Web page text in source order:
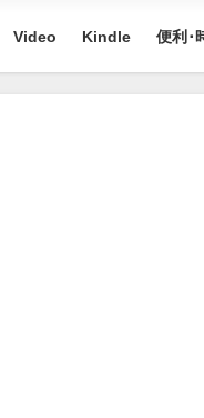
Video Kindle 便利･